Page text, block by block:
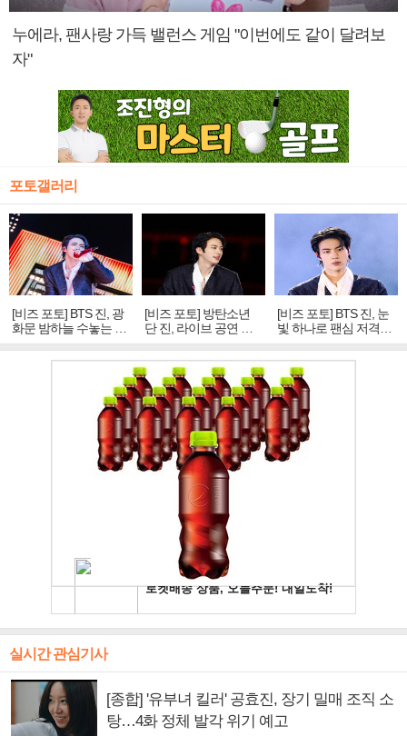
누에라, 팬사랑 가득 밸런스 게임 "이번에도 같이 달려보
자"
포토갤러리
[비즈 포토] BTS 진, 광
화문 밤하늘 수놓는 '비
주얼 킹'의 열창
[비즈 포토] 방탄소년
단 진, 라이브 공연 중
빛나는 독보적 아우라
[비즈 포토] BTS 진, 눈
빛 하나로 팬심 저격…
독보적 카리스마
실시간 관심기사
[종합] '유부녀 킬러' 공효진, 장기 밀매 조직 소
탕…4화 정체 발각 위기 예고